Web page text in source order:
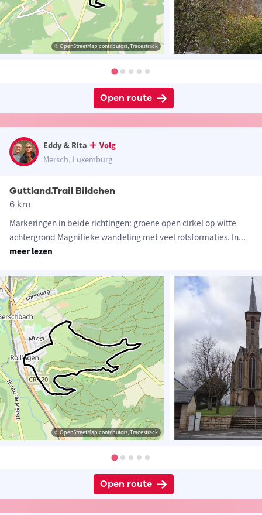
© OpenStreetMap contributors, Tracestrack
Open route
Eddy & Rita
Volg
Mersch, Luxemburg
Guttland.Trail Bildchen
6 km
Markeringen in beide richtingen: groene open cirkel op witte
achtergrond Magnifieke wandeling met veel rotsformaties. In...
meer lezen
© OpenStreetMap contributors, Tracestrack
Open route